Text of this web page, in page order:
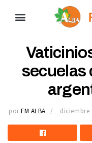
secuelas
por FM ALBA diciembre